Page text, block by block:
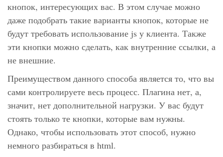
кнопок, интересующих вас. В этом случае можно
даже подобрать такие варианты кнопок, которые не
будут требовать использование js у клиента. Также
эти кнопки можно сделать, как внутренние ссылки, а
не внешние.
Преимуществом данного способа является то, что вы
сами контролируете весь процесс. Плагина нет, а,
значит, нет дополнительной нагрузки. У вас будут
стоять только те кнопки, которые вам нужны.
Однако, чтобы использовать этот способ, нужно
немного разбираться в html.